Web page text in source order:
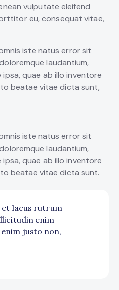
vulputate eleifend
eu, consequat vitae,
iste natus error sit
laudantium,
quae ab illo inventore
beatae vitae dicta sunt,
iste natus error sit
laudantium,
quae ab illo inventore
beatae vitae dicta sunt.
lacus rutrum
enim
justo non,